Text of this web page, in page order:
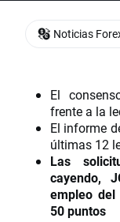
El
frente a la
El informe
últimas 12
Las
cayendo,
empleo
50 puntos
Noticias